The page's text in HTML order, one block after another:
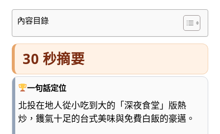
理
成
清
楚
懂
的
鑑，
內容目錄
30 秒摘要
一句話定位
北投在地人從小吃到大的「深夜食堂」版熱
炒，鑊氣十足的台式美味與免費白飯的豪邁。